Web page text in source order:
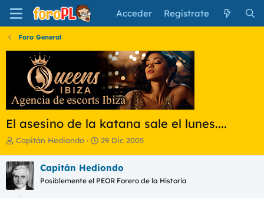
Acceder Regístrate
Foro General
El asesino de la katana sale el lunes....
I
i
c
i
a
Capitán Hediondo
F
h
a
29 Dic 2005
Capitán Hediondo
Posiblemente el PEOR Forero de la Historia